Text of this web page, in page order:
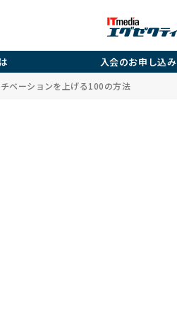
入会のお申し込み
ベーションを上げる100の方法